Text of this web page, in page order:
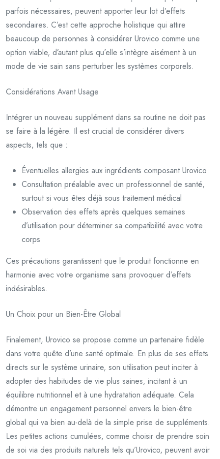
parfois nécessaires, peuvent apporter leur lot d’effets
secondaires. C’est cette approche holistique qui attire
beaucoup de personnes à considérer Urovico comme une
option viable, d’autant plus qu’elle s’intègre aisément à un
mode de vie sain sans perturber les systèmes corporels.
Considérations Avant Usage
Intégrer un nouveau supplément dans sa routine ne doit pas
se faire à la légère. Il est crucial de considérer divers
aspects, tels que :
Éventuelles allergies aux ingrédients composant Urovico
Consultation préalable avec un professionnel de santé,
surtout si vous êtes déjà sous traitement médical
Observation des effets après quelques semaines
d’utilisation pour déterminer sa compatibilité avec votre
corps
Ces précautions garantissent que le produit fonctionne en
harmonie avec votre organisme sans provoquer d’effets
indésirables.
Un Choix pour un Bien-Être Global
Finalement, Urovico se propose comme un partenaire fidèle
dans votre quête d’une santé optimale. En plus de ses effets
directs sur le système urinaire, son utilisation peut inciter à
adopter des habitudes de vie plus saines, incitant à un
équilibre nutritionnel et à une hydratation adéquate. Cela
démontre un engagement personnel envers le bien-être
global qui va bien au-delà de la simple prise de suppléments.
Les petites actions cumulées, comme choisir de prendre soin
de soi via des produits naturels tels qu’Urovico, peuvent avoir